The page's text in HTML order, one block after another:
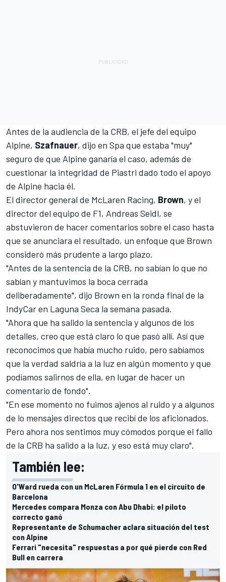
Antes de la audiencia de la CRB, el jefe del equipo
Alpine, Szafnauer, dijo en Spa que estaba "muy"
seguro de que Alpine ganaría el caso, además de
cuestionar la integridad de Piastri dado todo el apoyo
de Alpine hacia él.
El director general de McLaren Racing, Brown, y el
director del equipo de F1, Andreas Seidl, se
abstuvieron de hacer comentarios sobre el caso hasta
que se anunciara el resultado, un enfoque que Brown
consideró más prudente a largo plazo.
"Antes de la sentencia de la CRB, no sabían lo que no
sabían y mantuvimos la boca cerrada
deliberadamente", dijo Brown en la ronda final de la
IndyCar en Laguna Seca la semana pasada.
"Ahora que ha salido la sentencia y algunos de los
detalles, creo que está claro lo que pasó allí. Así que
reconocimos que había mucho ruido, pero sabíamos
que la verdad saldría a la luz en algún momento y que
podíamos salirnos de ella, en lugar de hacer un
comentario de fondo".
"En ese momento no fuimos ajenos al ruido y a algunos
de lo mensajes directos que recibí de los aficionados.
Pero ahora nos sentimos muy cómodos porque el fallo
de la CRB ha salido a la luz, y eso está muy claro".
También lee:
O'Ward rueda con un McLaren Fórmula 1 en el circuito de
Barcelona
Mercedes compara Monza con Abu Dhabi: el piloto
correcto ganó
Representante de Schumacher aclara situación del test
con Alpine
Ferrari "necesita" respuestas a por qué pierde con Red
Bull en carrera